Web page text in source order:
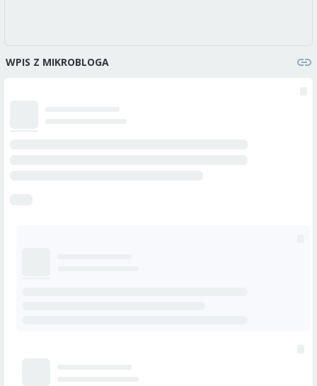
WPIS Z MIKROBLOGA